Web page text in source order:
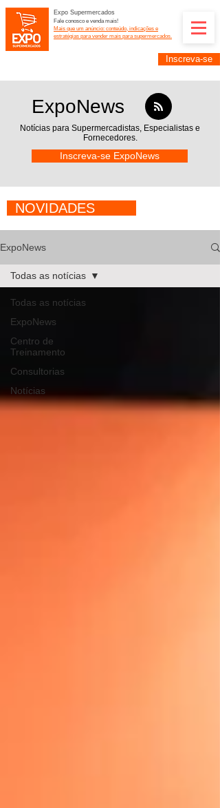
Expo Supermercados
Fale conosco e venda mais!
Mais que um anúncio: conteúdo, indicações e
estratégias para vender mais para supermercados.
Inscreva-se
ExpoNews
Notícias para Supermercadistas, Especialistas e
Fornecedores.
Inscreva-se ExpoNews
NOVIDADES
ExpoNews
Todas as notícias
ExpoNews
Centro de
Treinamento
Consultorias
Notícias
Todas as notícias